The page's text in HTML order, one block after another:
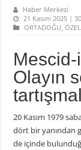
Haber Merkezi
21 Kasım 2025 |
ORTADOĞU,
Mescid-
Olayın
20 Kasım 1979
dört bir yanından
de içinde